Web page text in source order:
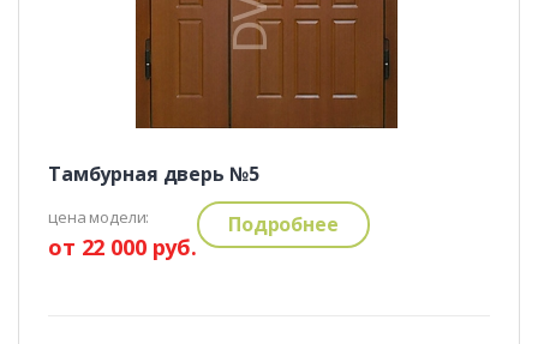
Тамбурная дверь №5
цена модели:
от 22 000 руб.
Подробнее